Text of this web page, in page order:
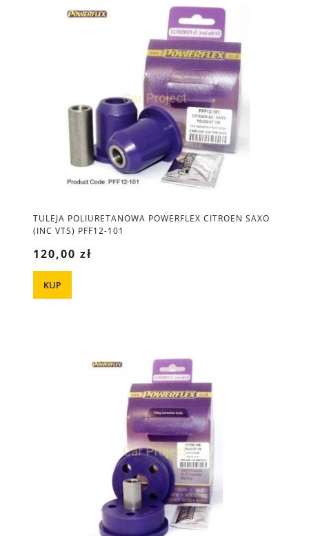
TULEJA POLIURETANOWA POWERFLEX CITROEN SAXO
(INC VTS) PFF12-101
120,00 zł
KUP